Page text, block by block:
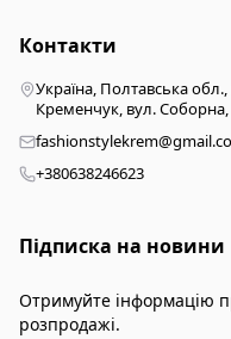
Контакти
Україна, Полтавська
Кременчук, вул. Соборна,
+380638246623
Підписка на новини
Отримуйте інформацію
розпродажі.